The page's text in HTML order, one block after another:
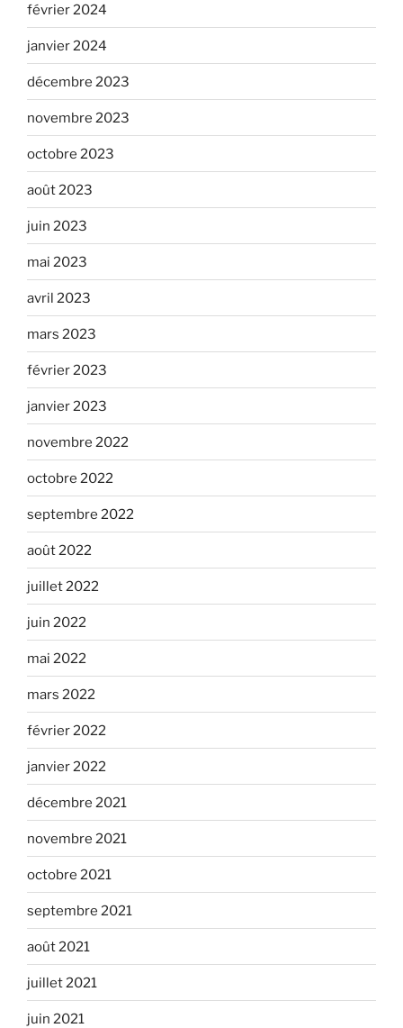
février 2024
janvier 2024
décembre 2023
novembre 2023
octobre 2023
août 2023
juin 2023
mai 2023
avril 2023
mars 2023
février 2023
janvier 2023
novembre 2022
octobre 2022
septembre 2022
août 2022
juillet 2022
juin 2022
mai 2022
mars 2022
février 2022
janvier 2022
décembre 2021
novembre 2021
octobre 2021
septembre 2021
août 2021
juillet 2021
juin 2021